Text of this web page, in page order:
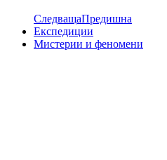
СледващаПредишна
Експедиции
Мистерии и феномени